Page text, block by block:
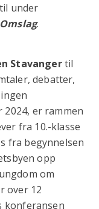
under
Omslag.
Stavangertil
debatter,
er rammen
fra 10.-klasse
fra begynnelsen
opp
om
over 12
konferansen